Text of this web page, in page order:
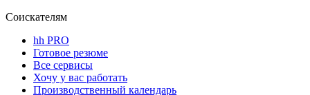
Соискателям
hh PRO
Готовое резюме
Все сервисы
Хочу у вас работать
Производственный календарь